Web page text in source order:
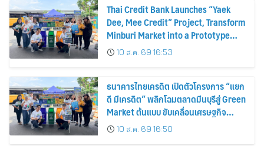
Thai Credit Bank Launches “Yaek
Dee, Mee Credit” Project, Transform
Minburi Market into a Prototype
Green Market, Driving the Circular
Economy and Turning Waste into
Extra Income for Vendors
10 ส.ค. 69 16:53
ธนาคารไทยเครดิต เปิดตัวโครงการ “แยก
ดี มีเครดิต” พลิกโฉมตลาดมีนบุรีสู่ Green
Market ต้นแบบ ขับเคลื่อนเศรษฐกิจ
หมุนเวียน พลิกขยะสร้างรายได้เสริมให้ผู้
ค้า
10 ส.ค. 69 16:50